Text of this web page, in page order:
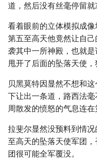
道，然后没有丝毫停留就
看着眼前的立体模拟成
第五至高天他竟然让自
袭其中一所神殿，也就
甩开了后面的坠落天使，
贝黑莫特因显然不想和这
下让出一条道，路西法
周散发的愤怒的气息连在
拉斐尔显然没预料到情
至高天的坠落天使军团
团很可能全军覆没。